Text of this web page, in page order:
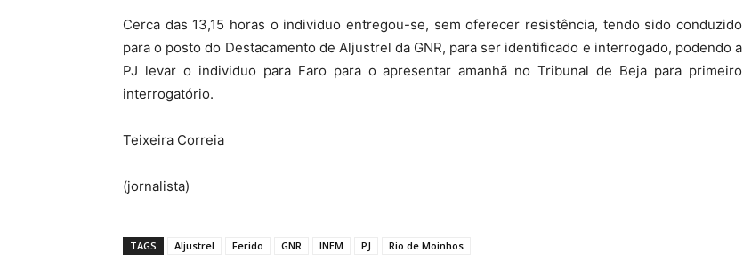
Cerca das 13,15 horas o individuo entregou-se, sem oferecer resistência, tendo sido conduzido
para o posto do Destacamento de Aljustrel da GNR, para ser identificado e interrogado, podendo a
PJ levar o individuo para Faro para o apresentar amanhã no Tribunal de Beja para primeiro
interrogatório.
Teixeira Correia
(jornalista)
TAGS Aljustrel Ferido GNR INEM PJ Rio de Moinhos